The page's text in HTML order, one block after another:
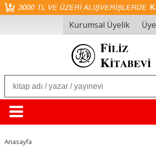
Kurumsal Üyelik
Anasayfa